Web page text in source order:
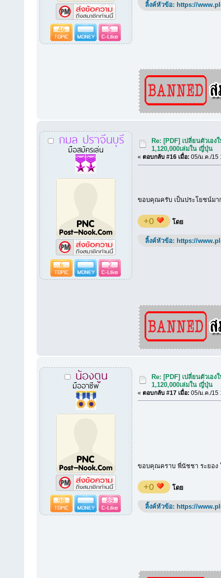
46 5
ลิ้งค์หัวข้อ: https://
กมล ปราจีนบุรี
มือสมัครเล่น
6 2
Re: [PDF] เปลี่ยนตัวเอ
1,120,000เล่มใน ญี่ปุ่น
« ตอบกลับ #16 เมื่อ: 05/ม.ค./15
ขอบคุณครับ เป็นประโยชน์มา
+0 โดย
ลิ้งค์หัวข้อ: https://
น้องตูน
มืออาชีพ
98 89
Re: [PDF] เปลี่ยนตัวเอ
1,120,000เล่มใน ญี่ปุ่น
« ตอบกลับ #17 เมื่อ: 05/ม.ค./15
ขอบคุณคราบ พี่นัชชา ระยอง
+0 โดย
ลิ้งค์หัวข้อ: https://